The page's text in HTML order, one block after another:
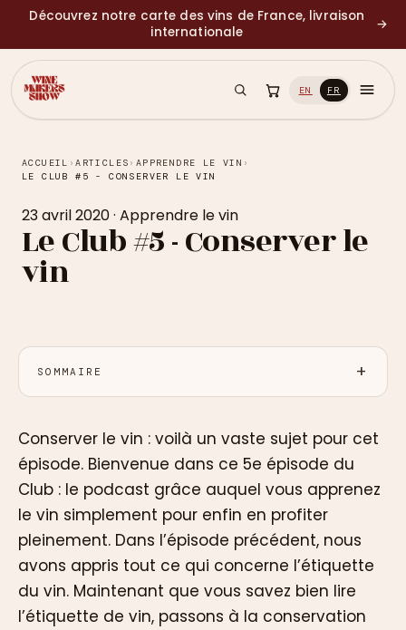
Découvrez notre carte des vins de France, livraison
internationale
→
EN FR
ACCUEIL ›ARTICLES › APPRENDRE LE VIN ›
LE CLUB #5 - CONSERVER LE VIN
23 avril 2020· Apprendre le vin
Le Club #5 - Conserver le
vin
SOMMAIRE
Conserver le vin : voilà un vaste sujet pour cet
épisode. Bienvenue dans ce 5e épisode du
Club : le podcast grâce auquel vous apprenez
le vin simplement pour enfin en profiter
pleinement. Dans l’épisode précédent, nous
avons appris tout ce qui concerne l’étiquette
du vin. Maintenant que vous savez bien lire
l’étiquette de vin, passons à la conservation